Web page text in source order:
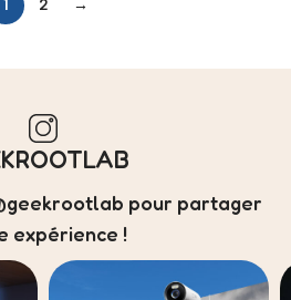
1 2 →
pour partager
expérience !